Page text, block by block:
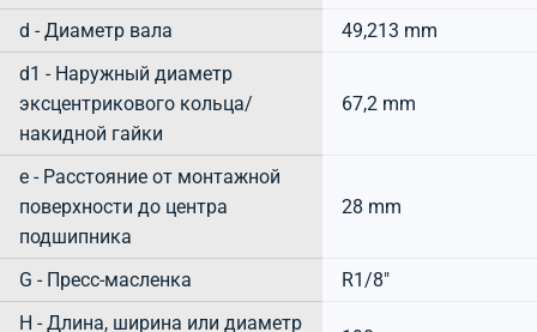
d - Диаметр вала
49,213 mm
d1 - Наружный диаметр
эксцентрикового кольца/
накидной гайки
67,2 mm
e - Расстояние от монтажной
поверхности до центра
подшипника
28 mm
G - Пресс-масленка
R1/8"
H - Длина, ширина или диаметр